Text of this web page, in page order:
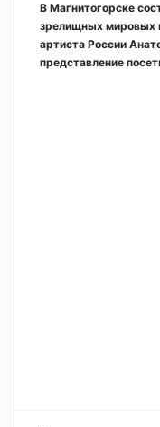
В Магнитогорске
зрелищных мировых
артиста России
представление